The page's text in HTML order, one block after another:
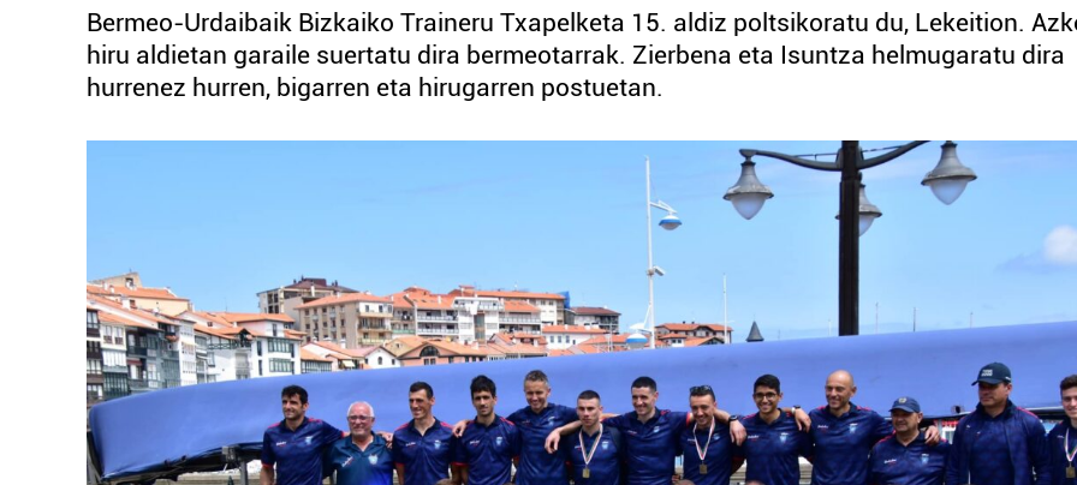
Bermeo-Urdaibaik Bizkaiko Traineru Txapelketa 15. aldiz poltsikoratu du, Lekeition.
hiru aldietan garaile suertatu dira bermeotarrak. Zierbena eta Isuntza helmugaratu dira
hurrenez hurren, bigarren eta hirugarren postuetan.